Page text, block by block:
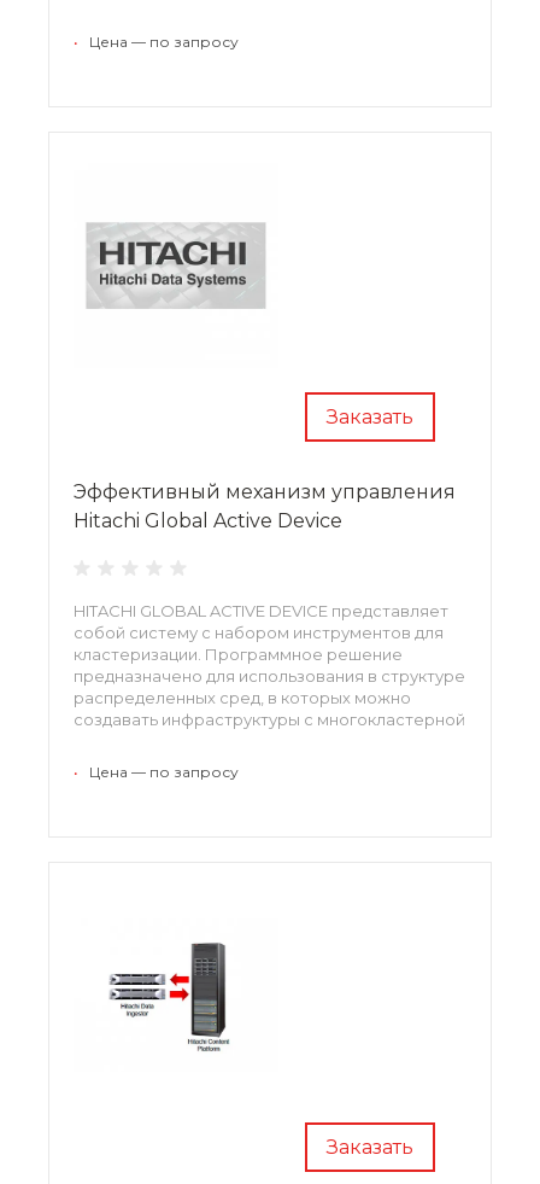
сложных информационных задач. ОС
• Цена — по запросу
Заказать
Эффективный механизм управления
Hitachi Global Active Device
HITACHI GLOBAL ACTIVE DEVICE представляет
собой систему с набором инструментов для
кластеризации. Программное решение
предназначено для использования в структуре
распределенных сред, в которых можно
создавать инфраструктуры с многокластерной
поддерживать высокий уровень безопасности,
• Цена — по запросу
Заказать